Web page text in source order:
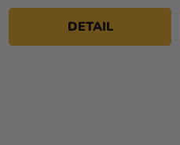
DETAIL